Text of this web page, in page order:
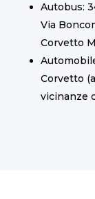
Autobus:
Via
Corvetto
Corvetto
vicinanze